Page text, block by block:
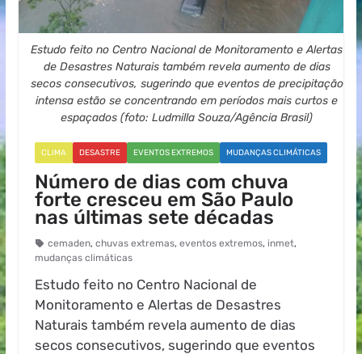
Estudo feito no Centro Nacional de Monitoramento e Alertas
de Desastres Naturais também revela aumento de dias
secos consecutivos, sugerindo que eventos de precipitação
intensa estão se concentrando em períodos mais curtos e
espaçados (foto: Ludmilla Souza/Agência Brasil)
CLIMA DESASTRE EVENTOS EXTREMOS MUDANÇAS CLIMÁTICAS
Número de dias com chuva
forte cresceu em São Paulo
nas últimas sete décadas
cemaden, chuvas extremas, eventos extremos, inmet,
mudanças climáticas
Estudo feito no Centro Nacional de
Monitoramento e Alertas de Desastres
Naturais também revela aumento de dias
secos consecutivos, sugerindo que eventos